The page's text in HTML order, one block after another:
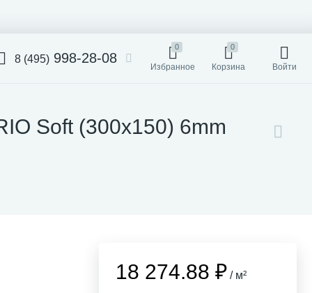
8 (495) 998-28-08
0
Избранное
0
Корзина Войти
Soft (300x150) 6mm
18 274.88 ₽ / м²